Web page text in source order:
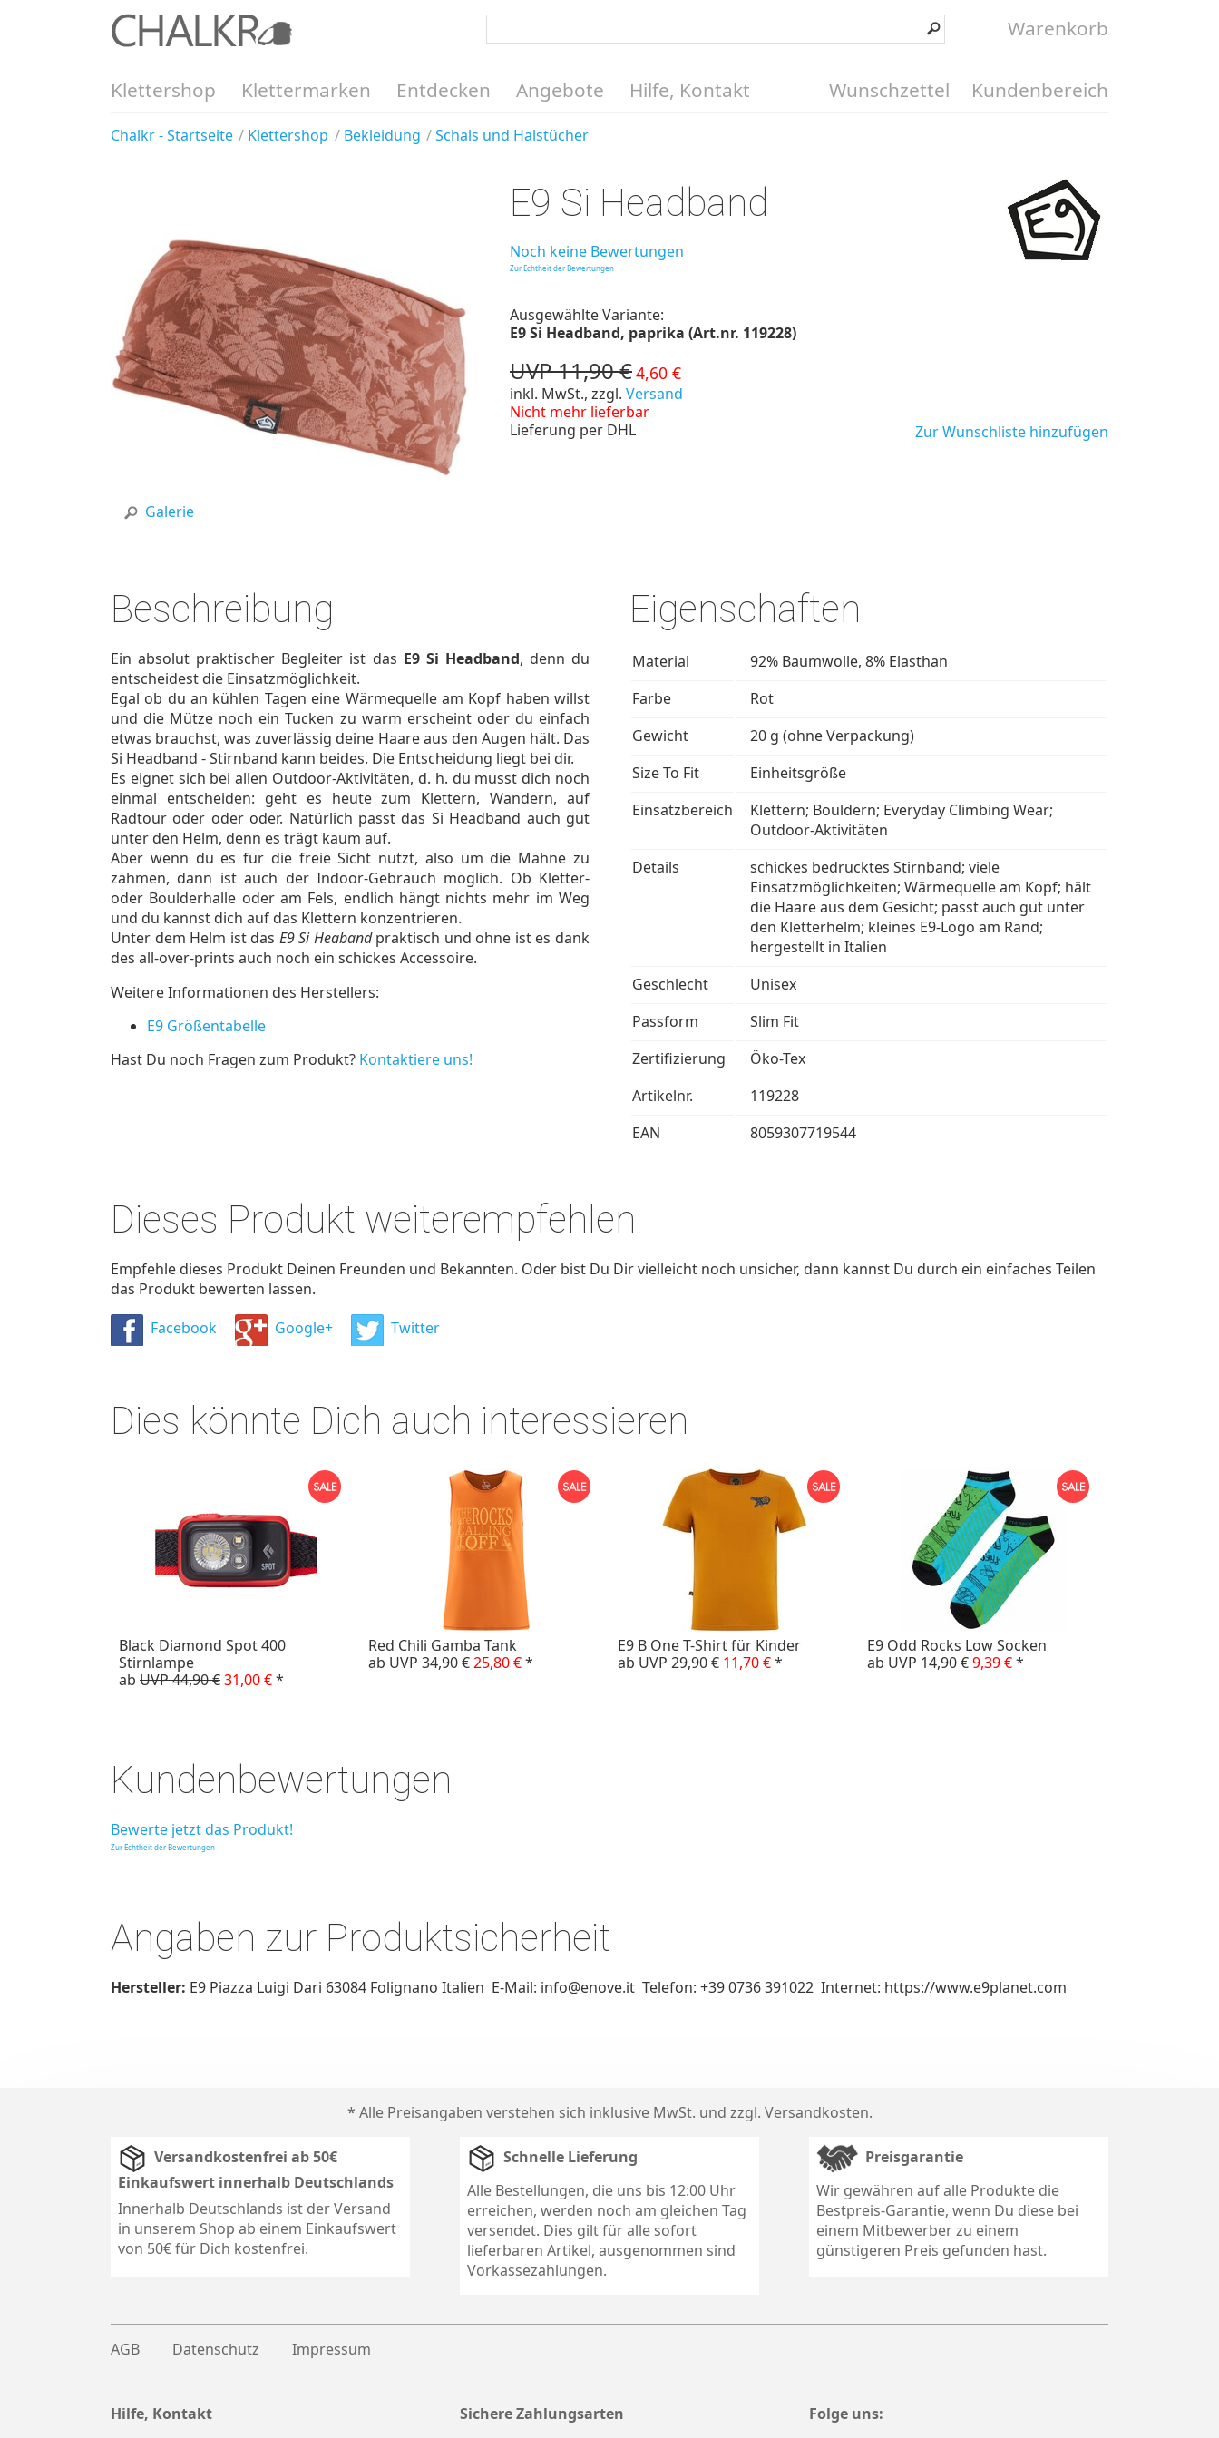
Warenkorb
Klettershop Klettermarken Entdecken Angebote Hilfe, Kontakt Kundenbereich
Wunschzettel
Chalkr - Startseite Klettershop Bekleidung Schals und Halstücher
Galerie
E9 Si Headband
Noch keine Bewertungen
Zur Echtheit der Bewertungen
Ausgewählte Variante:
E9 Si Headband, paprika (Art.nr. 119228)
UVP 11,90 €4,60 €
inkl. MwSt., zzgl. Versand
Nicht mehr lieferbar
Lieferung per DHL
Zur Wunschliste hinzufügen
Eigenschaften
Material
92% Baumwolle, 8% Elasthan
Farbe
Rot
Gewicht
20 g (ohne Verpackung)
Size To Fit
Einheitsgröße
Einsatzbereich
Klettern; Bouldern; Everyday Climbing Wear;
Outdoor-Aktivitäten
Details
schickes bedrucktes Stirnband; viele
Einsatzmöglichkeiten; Wärmequelle am Kopf; hält
die Haare aus dem Gesicht; passt auch gut unter
den Kletterhelm; kleines E9-Logo am Rand;
hergestellt in Italien
Geschlecht
Unisex
Passform
Slim Fit
Zertifizierung
Öko-Tex
Artikelnr.
119228
EAN
8059307719544
Beschreibung
Ein absolut praktischer Begleiter ist das E9 Si Headband, denn du
entscheidest die Einsatzmöglichkeit.
Egal ob du an kühlen Tagen eine Wärmequelle am Kopf haben willst
und die Mütze noch ein Tucken zu warm erscheint oder du einfach
etwas brauchst, was zuverlässig deine Haare aus den Augen hält. Das
Si Headband - Stirnband kann beides. Die Entscheidung liegt bei dir.
Es eignet sich bei allen Outdoor-Aktivitäten, d. h. du musst dich noch
einmal entscheiden: geht es heute zum Klettern, Wandern, auf
Radtour oder oder oder. Natürlich passt das Si Headband auch gut
unter den Helm, denn es trägt kaum auf.
Aber wenn du es für die freie Sicht nutzt, also um die Mähne zu
zähmen, dann ist auch der Indoor-Gebrauch möglich. Ob Kletter-
oder Boulderhalle oder am Fels, endlich hängt nichts mehr im Weg
und du kannst dich auf das Klettern konzentrieren.
Unter dem Helm ist das E9 Si Heabandpraktisch und ohne ist es dank
des all-over-prints auch noch ein schickes Accessoire.
Weitere Informationen des Herstellers:
E9 Größentabelle
Hast Du noch Fragen zum Produkt? Kontaktiere uns!
Dieses Produkt weiterempfehlen
Empfehle dieses Produkt Deinen Freunden und Bekannten. Oder bist Du Dir vielleicht noch unsicher, dann kannst Du durch ein einfaches Teilen
das Produkt bewerten lassen.
Facebook
Google+ Twitter
Dies könnte Dich auch interessieren
Black Diamond Spot 400
Stirnlampe
ab UVP 44,90 €31,00 €*
Red Chili Gamba Tank
ab UVP 34,90 €25,80 €*
E9 B One T-Shirt für Kinder
ab UVP 29,90 € 11,70 €*
E9 Odd Rocks Low Socken
ab UVP 14,90 €9,39 €*
Kundenbewertungen
Bewerte jetzt das Produkt!
Zur Echtheit der Bewertungen
Angaben zur Produktsicherheit
Hersteller: E9 Piazza Luigi Dari 63084 Folignano Italien E-Mail: info@enove.it Telefon: +39 0736 391022 Internet: https://www.e9planet.com
* Alle Preisangaben verstehen sich inklusive MwSt. und zzgl. Versandkosten.
Versandkostenfrei ab 50€
Einkaufswert innerhalb Deutschlands
Innerhalb Deutschlands ist der Versand
in unserem Shop ab einem Einkaufswert
von 50€ für Dich kostenfrei.
Schnelle Lieferung
Alle Bestellungen, die uns bis 12:00 Uhr
erreichen, werden noch am gleichen Tag
versendet. Dies gilt für alle sofort
lieferbaren Artikel, ausgenommen sind
Vorkassezahlungen.
Preisgarantie
Wir gewähren auf alle Produkte die
Bestpreis-Garantie, wenn Du diese bei
einem Mitbewerber zu einem
günstigeren Preis gefunden hast.
AGB Datenschutz Impressum
Hilfe, Kontakt
Sichere Zahlungsarten
Folge uns: